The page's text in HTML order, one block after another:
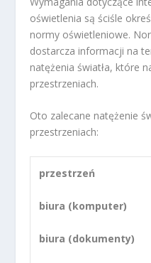
oświetlenia są ściśle
normy oświetleniowe.
dostarcza informacji na
natężenia światła, które
przestrzeniach.
Oto zalecane natężenie
przestrzeniach:
przestrzeń
biura (komputer)
biura (dokumenty)